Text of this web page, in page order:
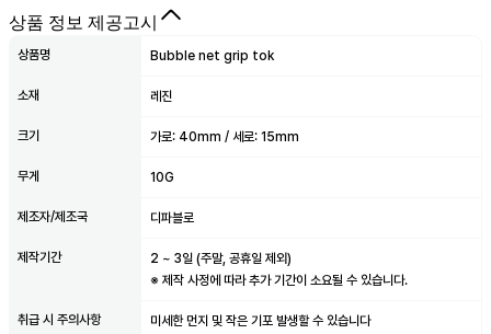
상품 정보 제공고시
상품명 Bubble net grip tok
소재 레진
크기 가로: 40mm / 세로: 15mm
무게 10G
제조자/제조국 디파블로
제작기간 2 ~ 3일 (주말, 공휴일 제외)
※ 제작 사정에 따라 추가 기간이 소요될 수 있습니다.
취급 시 주의사항 미세한 먼지 및 작은 기포 발생할 수 있습니다